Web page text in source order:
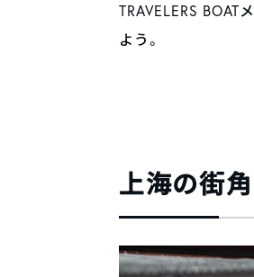
TRAVELERS
よう。
上海の街